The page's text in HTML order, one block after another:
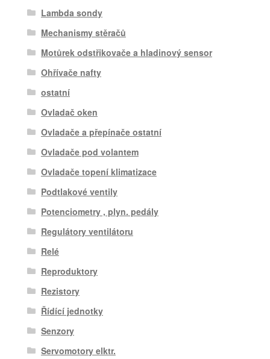
Lambda sondy
Mechanismy stěračů
Motůrek odstřikovače a hladinový sensor
Ohřívače nafty
ostatní
Ovladač oken
Ovladače a přepínače ostatní
Ovladače pod volantem
Ovladače topení klimatizace
Podtlakové ventily
Potenciometry , plyn. pedály
Regulátory ventilátoru
Relé
Reproduktory
Rezistory
Řídící jednotky
Senzory
Servomotory elktr.